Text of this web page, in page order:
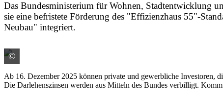
Das Bundesministerium für Wohnen, Stadtentwicklung
sie eine befristete Förderung des "Effizienzhaus 55"-
Neubau" integriert.
©
Ab 16. Dezember 2025 können private und gewerbliche Investoren,
Die Darlehenszinsen werden aus Mitteln des Bundes verbilligt.